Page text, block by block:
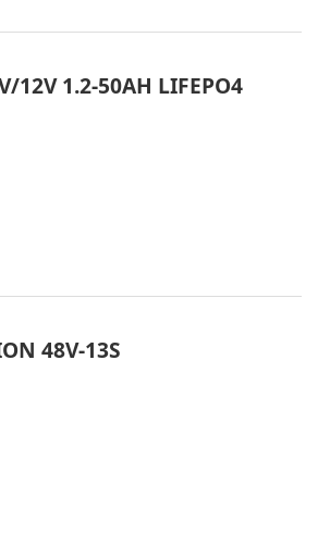
12V 1.2-50AH LIFEPO4
48V-13S